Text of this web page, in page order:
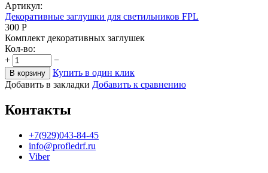
Артикул:
Декоративные заглушки для светильников FPL
300 Р
Комплект декоративных заглушек
Кол-во:
+
−
В корзину
Купить в один клик
Добавить в закладки Добавить к сравнению
Контакты
+7(929)043-84-45
info@profledrf.ru
Viber